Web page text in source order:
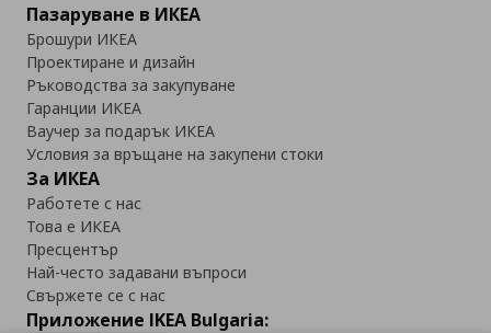
Пазаруване в ИКЕА
Брошури ИКЕА
Проектиране и дизайн
Ръководства за закупуване
Гаранции ИКЕА
Ваучер за подарък ИКЕА
Условия за връщане на закупени стоки
За ИКЕА
Работете с нас
Това е ИКЕА
Пресцентър
Най-често задавани въпроси
Свържете се с нас
Приложение IKEA Bulgaria: